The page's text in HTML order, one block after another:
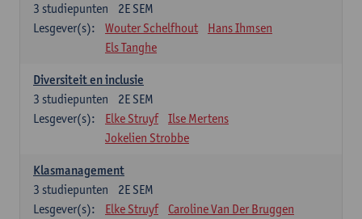
2E SEM
3 studiepunten
Lesgever(s):
Wouter Schelfhout
Hans Ihmsen
Els Tanghe
Diversiteit en inclusie
2E SEM
3 studiepunten
Lesgever(s):
Elke Struyf
Ilse Mertens
Jokelien Strobbe
Klasmanagement
2E SEM
3 studiepunten
Lesgever(s):
Elke Struyf Caroline Van Der Bruggen